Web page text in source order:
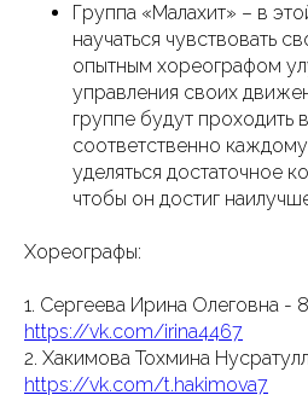
Группа «Малахит» – в
научаться чувствовать
опытным хореографом
управления своих
группе будут проходить
соответственно
уделяться достаточное
чтобы он достиг
Хореографы:
1. Сергеева Ирина Олеговна -
https://vk.com/irina4467
2. Хакимова Тохмина
https://vk.com/t.hakimova7